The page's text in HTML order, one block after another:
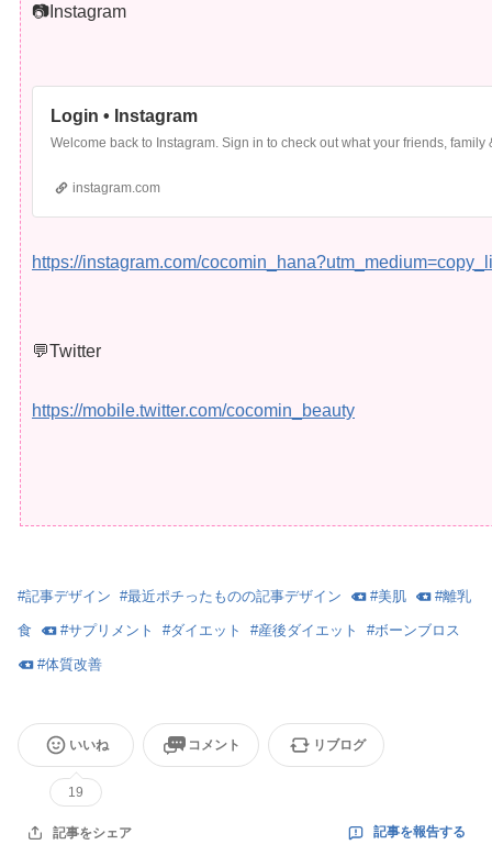
📷Instagram
Login • Instagram
Welcome back to Instagram. Sign in to check out what your friends,
instagram.com
https://instagram.com/
💬Twitter
https://mobile.twitter.com/cocomin_beauty
#記事デザイン #最近ポチったものの記事デザイン #美肌 #離乳
食 #サプリメント #ダイエット #産後ダイエット #ボーンブロス
#体質改善
いいね
19
コメント リブログ
記事をシェア 記事を報告する